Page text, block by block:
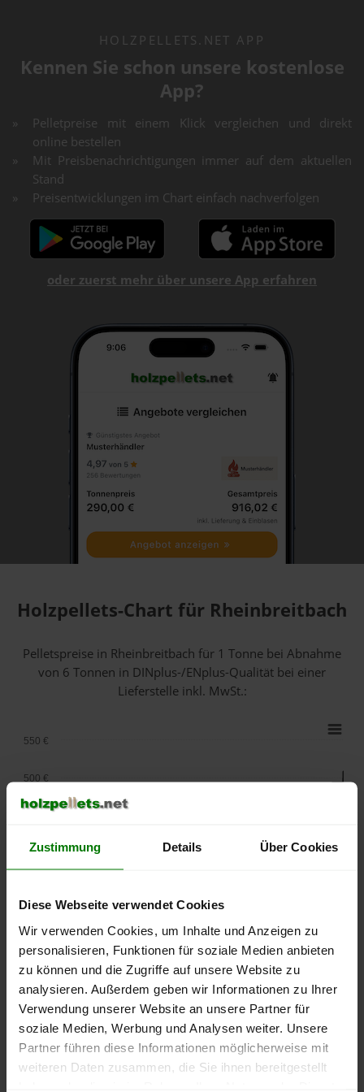
Zustimmung Details Über Cookies
Diese Webseite verwendet Cookies
Wir verwenden Cookies, um Inhalte und Anzeigen zu
personalisieren, Funktionen für soziale Medien anbieten
zu können und die Zugriffe auf unsere Website zu
analysieren. Außerdem geben wir Informationen zu Ihrer
Verwendung unserer Website an unsere Partner für
soziale Medien, Werbung und Analysen weiter. Unsere
Partner führen diese Informationen möglicherweise mit
weiteren Daten zusammen, die Sie ihnen bereitgestellt
HOLZPELLETS.NET APP
Kennen Sie schon unsere kostenlose
App?
Pelletpreise mit einem Klick vergleichen und direkt
online bestellen
Mit Preisbenachrichtigungen immer auf dem aktuellen
Stand
Preisentwicklungen im Chart einfach nachverfolgen
oder zuerst mehr über unsere App erfahren
Holzpellets-Chart für Rheinbreitbach
Pelletspreise in Rheinbreitbach für 1 Tonne bei Abnahme
von 6 Tonnen in DINplus-/ENplus-Qualität bei einer
Lieferstelle inkl. MwSt.:
lose Ware Sackware
September
2025
Januar
2026
Mai
2026
250 €
300 €
400 €
500 €
550 €
Die aktuelle Preisentwicklung für Holzpellets in Deutschland
können Sie jederzeit auf unsererPelletspreise-Seite